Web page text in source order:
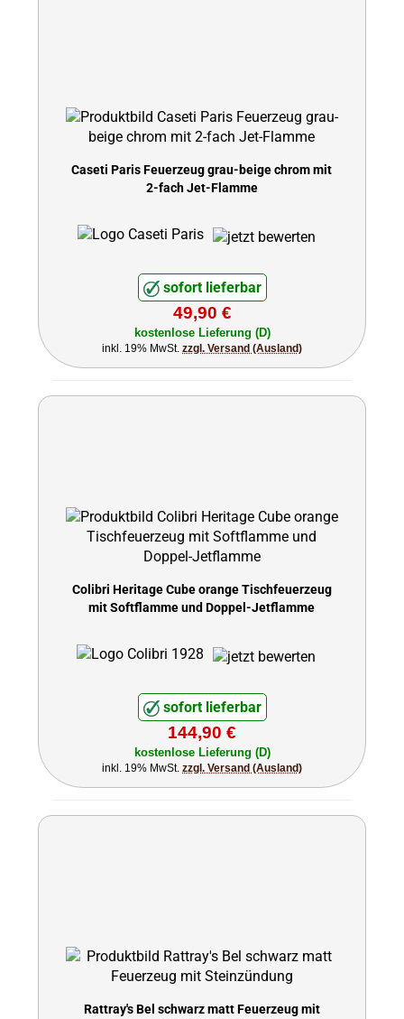
Caseti Paris Feuerzeug grau-beige chrom mit
2-fach Jet-Flamme
sofort lieferbar
49,90 €
kostenlose Lieferung (D)
inkl. 19% MwSt. zzgl. Versand (Ausland)
Colibri Heritage Cube orange Tischfeuerzeug
mit Softflamme und Doppel-Jetflamme
sofort lieferbar
144,90 €
kostenlose Lieferung (D)
inkl. 19% MwSt. zzgl. Versand (Ausland)
Rattray's Bel schwarz matt Feuerzeug mit